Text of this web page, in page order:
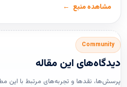
مشاهده منبع
Community
دیدگاه‌های این مقاله
پرسش‌ها، نقدها و تجربه‌های مرتبط با این